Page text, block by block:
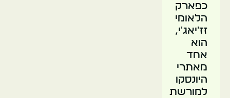
כפארק
הלאומי
זז'יאג'י,
הוא
אחד
מאתרי
היונסקו
למורשת